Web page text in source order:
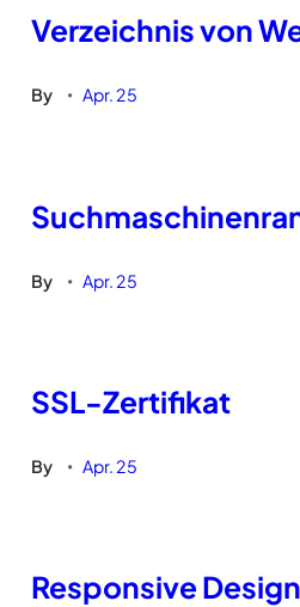
Verzeichnis von
By • Apr. 25
By • Apr. 25
SSL-Zertifikat
By • Apr. 25
Responsive Design